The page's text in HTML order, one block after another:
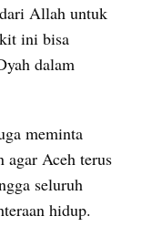
Allah untuk
ini bisa
dalam
meminta
agar Aceh terus
seluruh
hidup.